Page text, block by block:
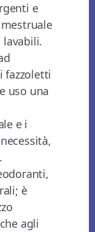
e
lavabili.
fazzoletti
uso una
e i
è
agli